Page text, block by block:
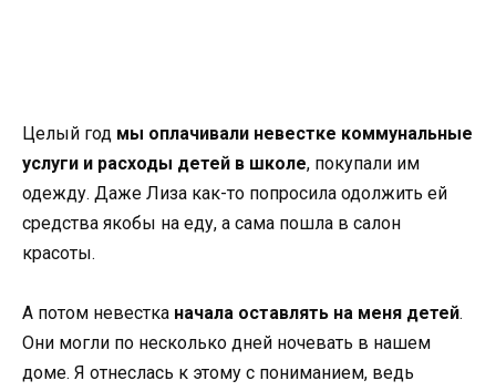
Целый год мы оплачивали невестке коммунальные
услуги и расходы детей в школе, покупали им
одежду. Даже Лиза как-то попросила одолжить ей
средства якобы на еду, а сама пошла в салон
красоты.
А потом невестка начала оставлять на меня детей.
Они могли по несколько дней ночевать в нашем
доме. Я отнеслась к этому с пониманием, ведь